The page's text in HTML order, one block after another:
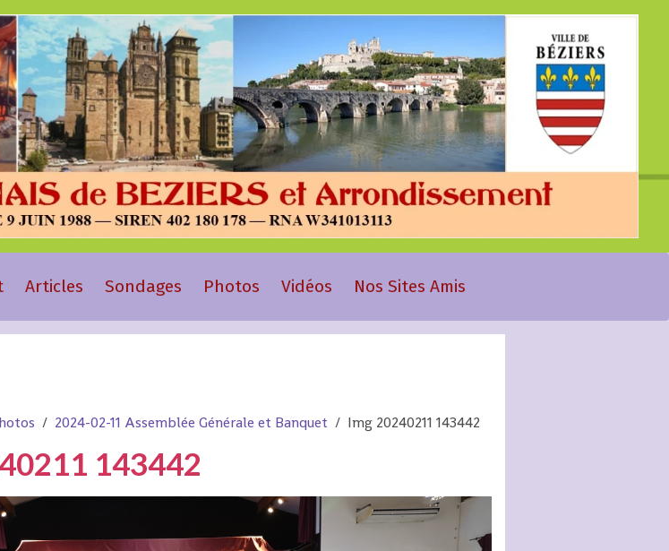
Articles Sondages Photos Vidéos Nos Sites Amis
2024-02-11 Assemblée Générale et Banquet Img 20240211 143442
143442